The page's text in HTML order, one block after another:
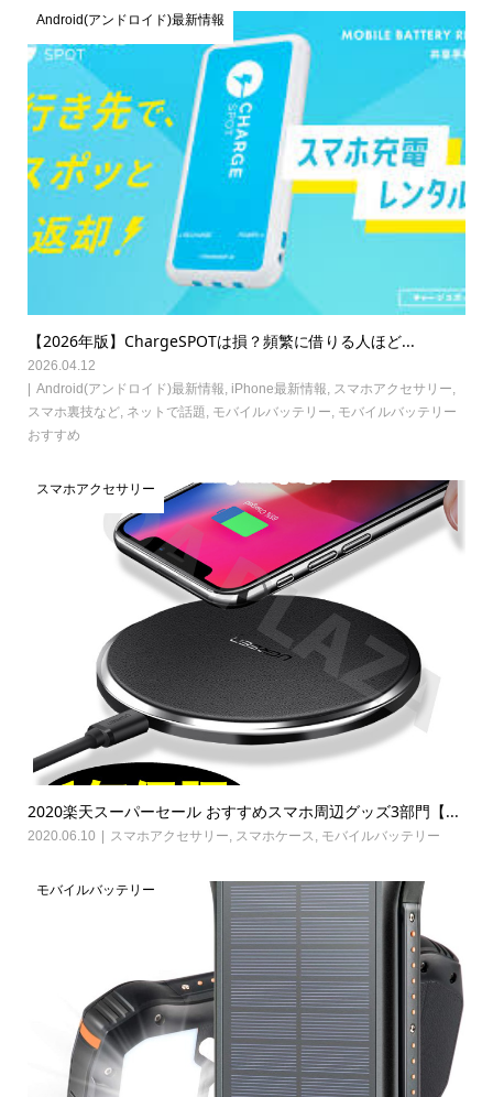
Android(アンドロイド)最新情報
【2026年版】ChargeSPOTは損？頻繁に借りる人ほど...
2026.04.12
Android(アンドロイド)最新情報, iPhone最新情報, スマホアクセサリー,
スマホ裏技など, ネットで話題, モバイルバッテリー, モバイルバッテリー
おすすめ
スマホアクセサリー
2020楽天スーパーセール おすすめスマホ周辺グッズ3部門【...
2020.06.10 スマホアクセサリー, スマホケース, モバイルバッテリー
モバイルバッテリー